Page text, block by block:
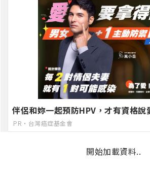
伴侶和妳一起預防HPV，才有資格說
PR・台灣癌症基金會
開始加載資料..